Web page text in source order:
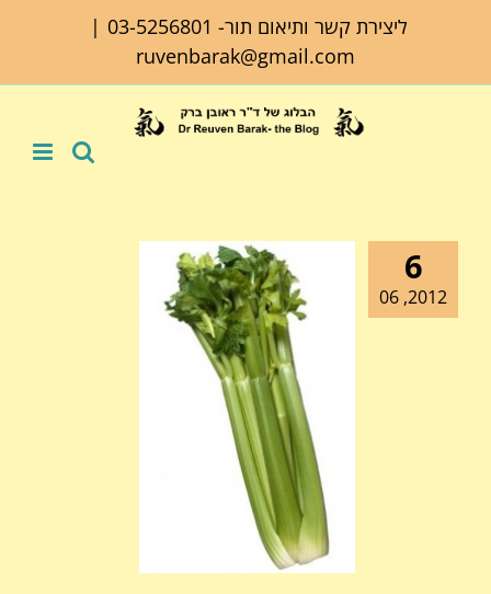
ליצירת קשר ותיאום תור- 03-5256801
|
ruvenbarak@gmail.com
6
2012, 06